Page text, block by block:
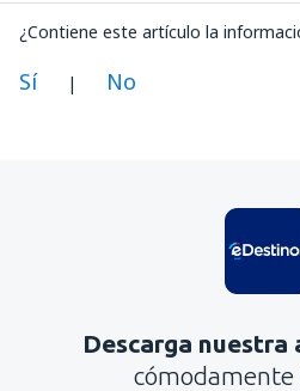
¿Contiene este artículo la
Sí | No
Contiene información
No profundiza en el tema
Enviar
Descarga nuestra
cómodamente